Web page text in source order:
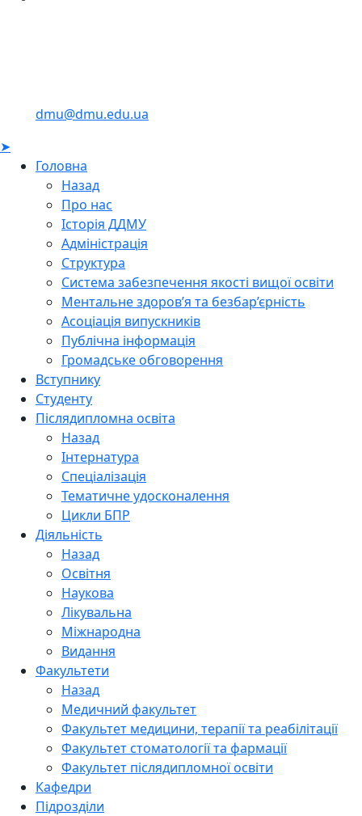
dmu@dmu.edu.ua
➤
Головна
Назад
Про нас
Історія ДДМУ
Адміністрація
Структура
Система забезпечення якості вищої освіти
Ментальне здоров’я та безбар’єрність
Асоціація випускників
Публічна інформація
Громадське обговорення
Вступнику
Студенту
Післядипломна освіта
Назад
Інтернатура
Спеціалізація
Тематичне удосконалення
Цикли БПР
Діяльність
Назад
Освітня
Наукова
Лікувальна
Міжнародна
Видання
Факультети
Назад
Медичний факультет
Факультет медицини, терапії та реабілітації
Факультет стоматології та фармації
Факультет післядипломної освіти
Кафедри
Підрозділи